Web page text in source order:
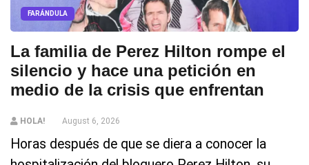
FARÁNDULA
La familia de Perez Hilton rompe el
silencio y hace una petición en
medio de la crisis que enfrentan
HOLA! August 6, 2026
Horas después de que se diera a conocer la